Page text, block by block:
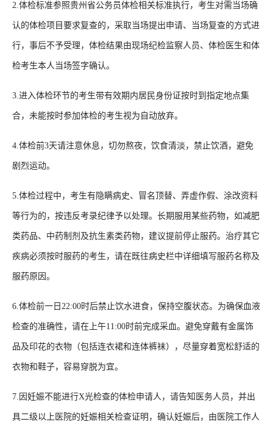
2.体检标准参照贵州省公务员体检相关标准执行，考生对需当场确
认的体检项目要求复查的，采取当场提出申请、当场复查的方式进
行，事后不予受理，体检结果由现场纪检监察人员、体检医生和体
检考生本人当场签字确认。
3.进入体检环节的考生带有效期内居民身份证按时到指定地点集
合，未能按时参加体检的考生视为自动放弃。
4.体检前3天请注意休息，切勿熬夜，饮食清淡，禁止饮酒，避免
剧烈运动。
5.体检过程中，考生有隐瞒病史、冒名顶替、弄虚作假、涂改资料
等行为的，按违反考录纪律予以处理。长期服用某些药物，如减肥
类药品、中药制剂及抗生素类药物，建议提前停止服药。治疗其它
疾病必须按时服药的考生，请在既往病史栏中详细填写服药名称及
服药原因。
6.体检前一日22:00时后禁止饮水进食，保持空腹状态。为确保血液
检查的准确性，请在上午11:00时前完成采血。避免穿戴有金属饰
品及印花的衣物（包括连衣裙和连体裤袜），尽量穿着宽松舒适的
衣物和鞋子，容易穿脱为宜。
7.因妊娠不能进行X光检查的体检申请人，请告知医务人员，并出
具二级以上医院的妊娠相关检查证明，确认妊娠后，由医院工作人